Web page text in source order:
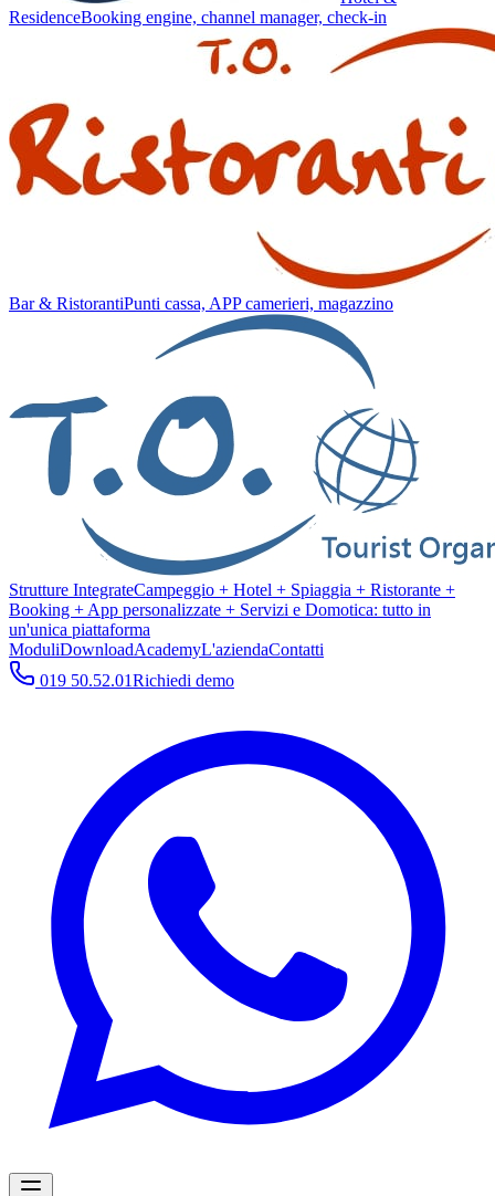
ResidenceBooking engine, channel manager, check-in
Bar & RistorantiPunti cassa, APP camerieri, magazzino
Strutture IntegrateCampeggio + Hotel + Spiaggia + Ristorante +
Booking + App personalizzate + Servizi e Domotica: tutto in
un'unica piattaforma
ModuliDownloadAcademyL'aziendaContatti
019 50.52.01Richiedi demo